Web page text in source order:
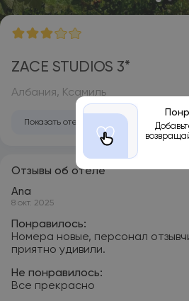
ZACE STUDIOS 3*
Албания, Ксамиль
Показать отель на карте
Отзывы об отеле
Ana
8 окт. 2025
Понравилось:
Номера новые, персонал
приятно удивили.
Не понравилось:
Все прекрасно